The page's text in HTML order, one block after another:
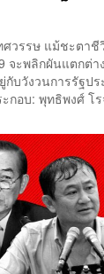
ศวรรษ แม้ชะตา
จะพลิกผันแตกต่
กับวังวนการรัฐป
อบ: พุทธิพงศ์ โร